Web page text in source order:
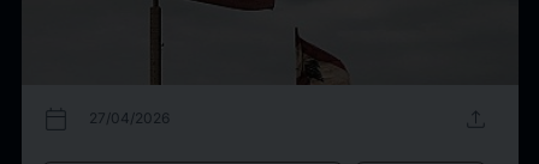
calendar_today 27/04/2026 upload